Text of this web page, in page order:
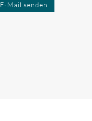
E-Mail senden